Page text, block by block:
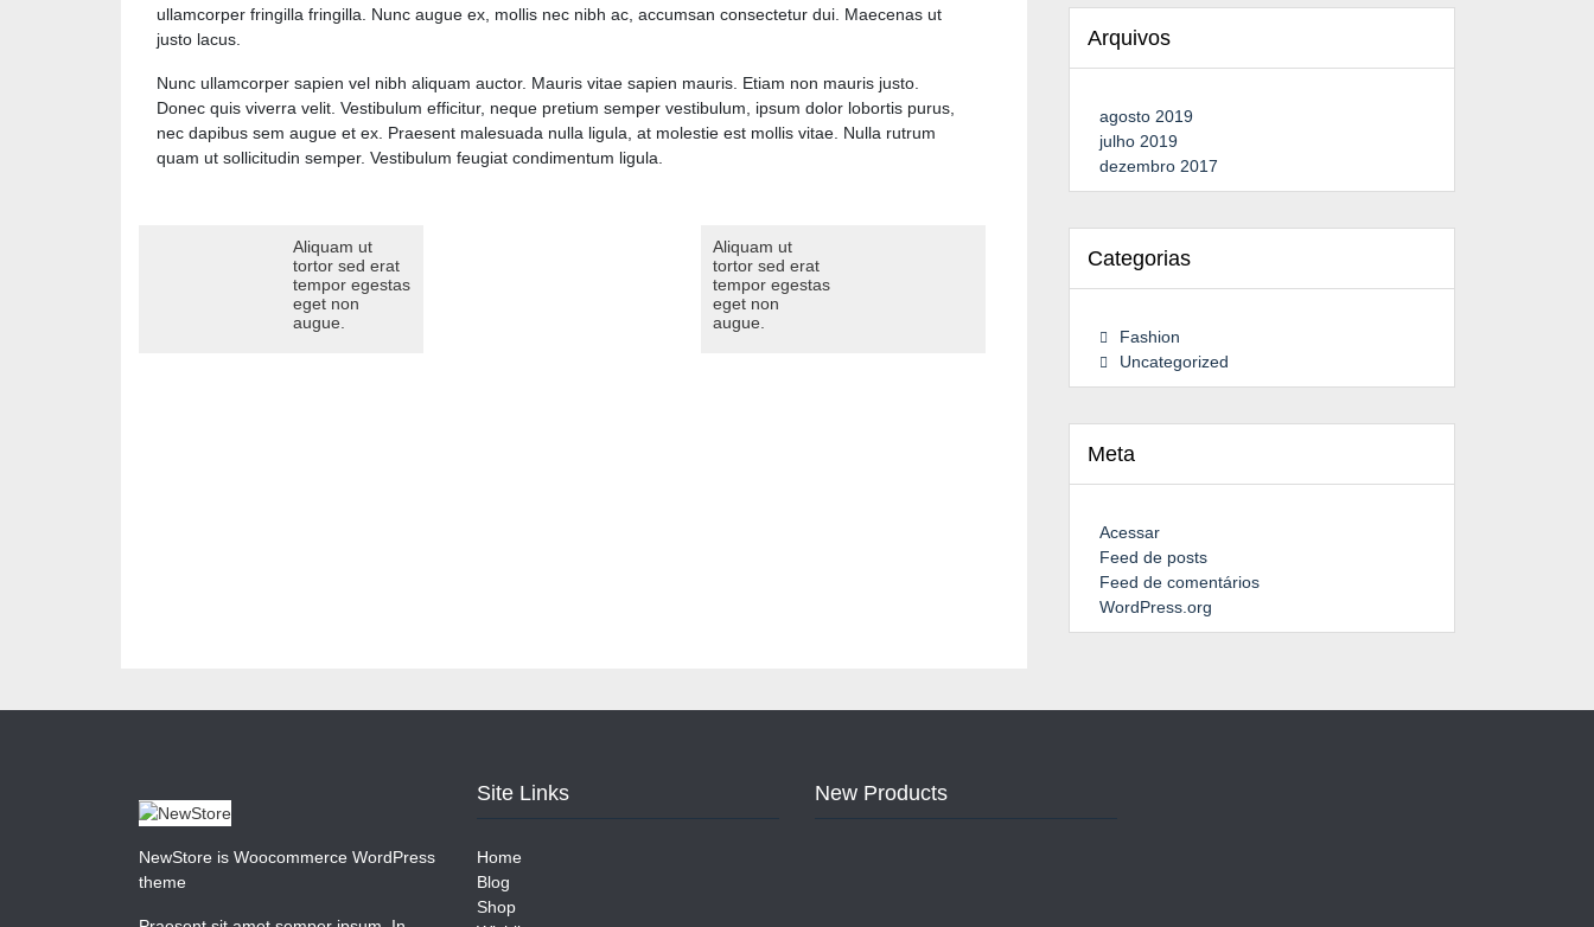
ullamcorper fringilla fringilla. Nunc augue ex, mollis nec nibh ac, accumsan consectetur dui. Maecenas ut
justo lacus.
Nunc ullamcorper sapien vel nibh aliquam auctor. Mauris vitae sapien mauris. Etiam non mauris justo.
Donec quis viverra velit. Vestibulum efficitur, neque pretium semper vestibulum, ipsum dolor lobortis purus,
nec dapibus sem augue et ex. Praesent malesuada nulla ligula, at molestie est mollis vitae. Nulla rutrum
quam ut sollicitudin semper. Vestibulum feugiat condimentum ligula.
Aliquam ut
tortor sed erat
tempor egestas
eget non
augue.
Aliquam ut
tortor sed erat
tempor egestas
eget non
augue.
Arquivos
agosto 2019
julho 2019
dezembro 2017
Categorias
Fashion
Uncategorized
Meta
Acessar
Feed de posts
Feed de comentários
WordPress.org
NewStore is Woocommerce WordPress
theme
Site Links
Home
Blog
Shop
New Products